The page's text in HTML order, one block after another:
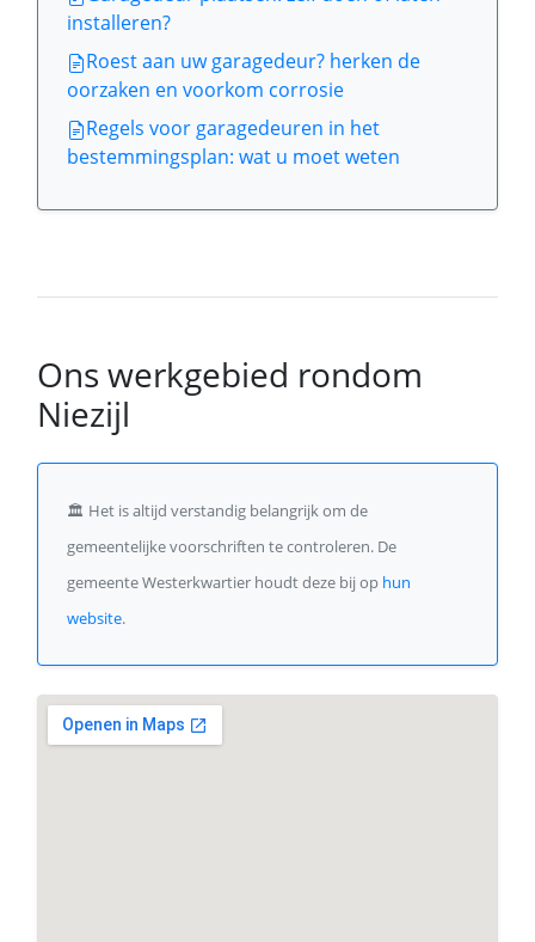
installeren?
Roest aan uw garagedeur? herken de
oorzaken en voorkom corrosie
Regels voor garagedeuren in het
bestemmingsplan: wat u moet weten
Ons werkgebied rondom
Niezijl
🏛️ Het is altijd verstandig belangrijk om de
gemeentelijke voorschriften te controleren. De
gemeente Westerkwartier houdt deze bij op hun
website.